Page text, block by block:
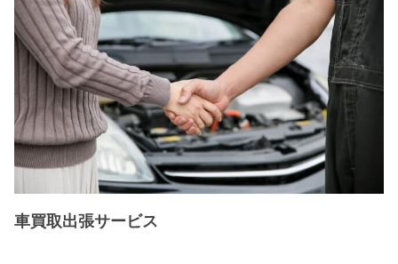
車買取出張サービス